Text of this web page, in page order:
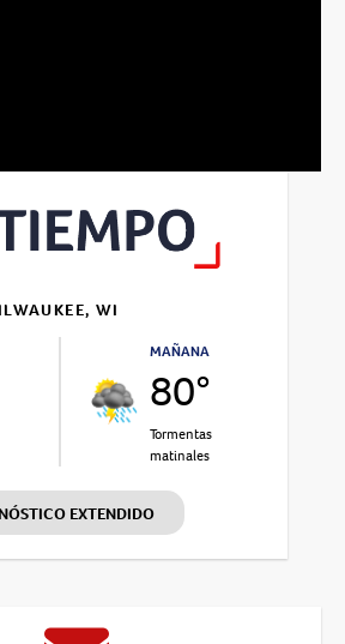
WI
MAÑANA
80°
Tormentas
matinales
EXTENDIDO